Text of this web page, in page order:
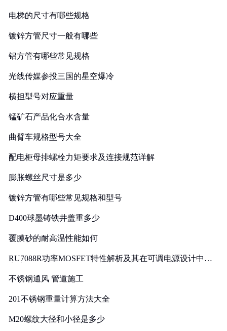
电梯的尺寸有哪些规格
镀锌方管尺寸一般有哪些
铝方管有哪些常见规格
光线传媒参投三国的星空爆冷
横担型号对应重量
锰矿石产品化合水含量
曲臂车规格型号大全
配电柜母排螺栓力矩要求及连接规范详解
膨胀螺丝尺寸是多少
镀锌方管有哪些常见规格和型号
D400球墨铸铁井盖重多少
覆膜砂的耐高温性能如何
RU7088R功率MOSFET特性解析及其在可调电源设计中的
不锈钢通风 管道施工
201不锈钢重量计算方法大全
M20螺纹大径和小径是多少